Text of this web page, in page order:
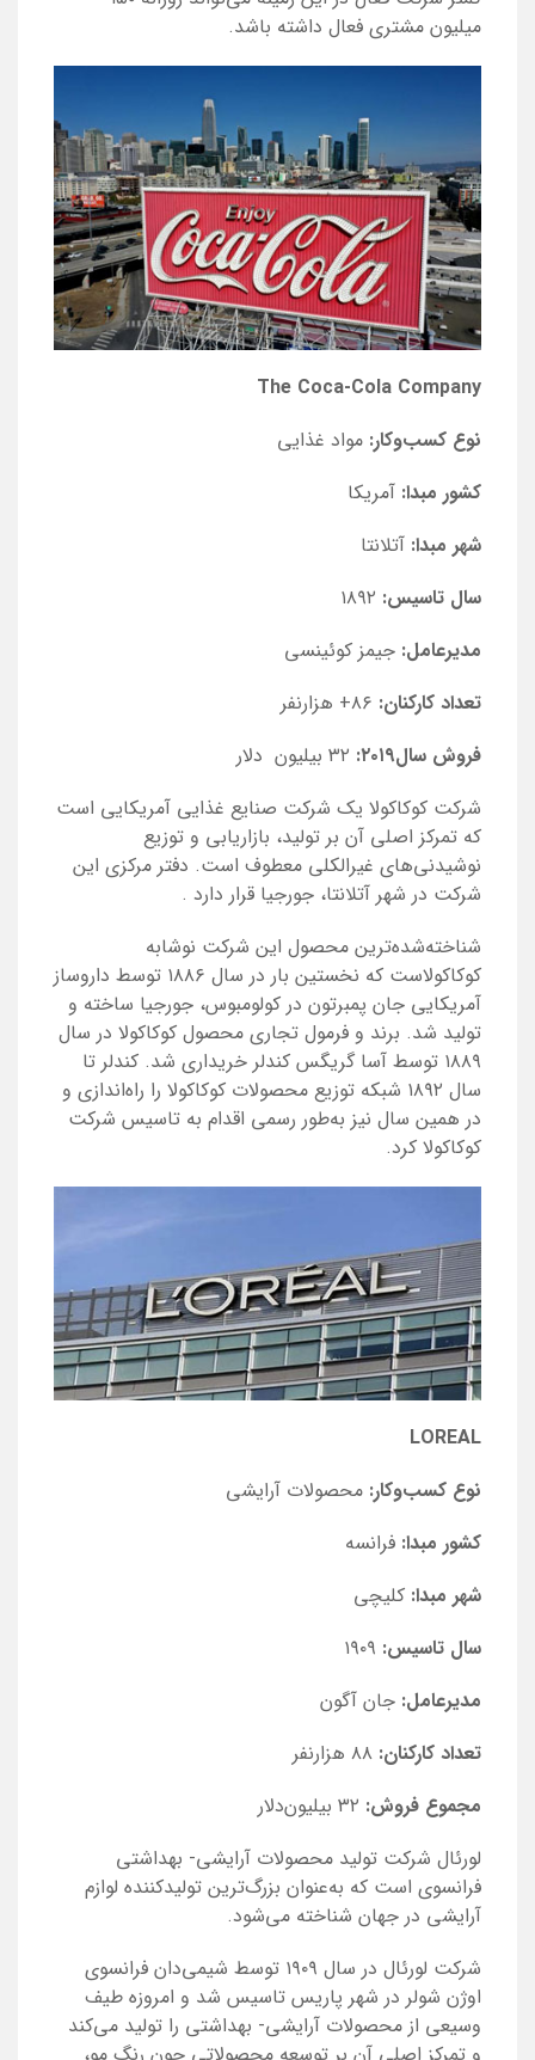
میلیون مشتری فعال داشته باشد.
The Coca-Cola Company
نوع کسب‌و‌کار: مواد غذایی
کشور مبدا: آمریکا
شهر مبدا: آتلانتا
سال تاسیس: ۱۸۹۲
مدیرعامل: جیمز کوئینسی
تعداد کارکنان: ۸۶+ هزارنفر
فروش سال۲۰۱۹:
۳۲ بیلیون
دلار
شرکت کوکاکولا یک شرکت صنایع غذایی آمریکایی است
که تمرکز اصلی آن بر تولید، بازاریابی و توزیع
نوشیدنی‌های غیرالکلی معطوف است. دفتر مرکزی این
شرکت در شهر آتلانتا، جورجیا قرار دارد .
شناخته‌شده‌ترین محصول این شرکت نوشابه
کوکاکولاست که نخستین بار در سال ۱۸۸۶ توسط داروساز
آمریکایی جان پمبرتون در کولومبوس، جورجیا ساخته و
تولید شد. برند و فرمول تجاری محصول کوکاکولا در سال
۱۸۸۹ توسط آسا گریگس کندلر خریداری شد. کندلر تا
سال ۱۸۹۲ شبکه توزیع محصولات کوکاکولا را راه‌اندازی و
در همین سال نیز به‌طور رسمی اقدام به تاسیس شرکت
کوکاکولا کرد.
LOREAL
نوع کسب‌و‌کار: محصولات آرایشی
کشور مبدا: فرانسه
شهر مبدا: کلیچی
سال تاسیس: ۱۹۰۹
مدیرعامل: جان آگون
تعداد کارکنان: ۸۸ هزارنفر
مجموع فروش: ۳۲ بیلیون‌دلار
لورئال شرکت تولید محصولات آرایشی- بهداشتی
فرانسوی است که به‌عنوان بزرگ‌ترین تولیدکننده لوازم
آرایشی در جهان شناخته می‌شود.
شرکت لورئال در سال ۱۹۰۹ توسط شیمی‌دان فرانسوی
اوژن شولر در شهر پاریس تاسیس شد و امروزه طیف
وسیعی از محصولات آرایشی- بهداشتی را تولید می‌کند